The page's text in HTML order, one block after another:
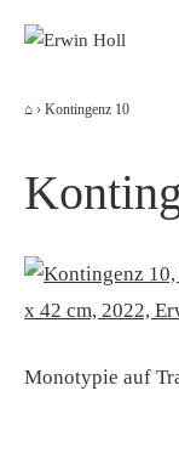
Inhalt
⌂ › Kontingenz 10
Monotypie auf